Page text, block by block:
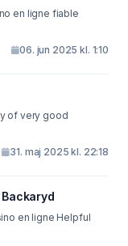
en ligne fiable
06. jun 2025 kl. 1:10
of very good
31. maj 2025 kl. 22:18
en ligne Helpful